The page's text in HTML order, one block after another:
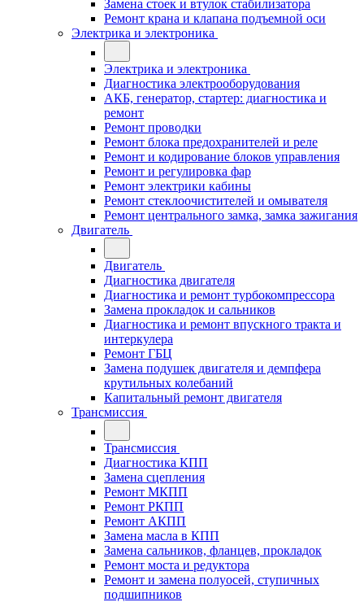
Замена стоек и втулок стабилизатора
Ремонт крана и клапана подъемной оси
Электрика и электроника
Электрика и электроника
Диагностика электрооборудования
АКБ, генератор, стартер: диагностика и
ремонт
Ремонт проводки
Ремонт блока предохранителей и реле
Ремонт и кодирование блоков управления
Ремонт и регулировка фар
Ремонт электрики кабины
Ремонт стеклоочистителей и омывателя
Ремонт центрального замка, замка зажигания
Двигатель
Двигатель
Диагностика двигателя
Диагностика и ремонт турбокомпрессора
Замена прокладок и сальников
Диагностика и ремонт впускного тракта и
интеркулера
Ремонт ГБЦ
Замена подушек двигателя и демпфера
крутильных колебаний
Капитальный ремонт двигателя
Трансмиссия
Трансмиссия
Диагностика КПП
Замена сцепления
Ремонт МКПП
Ремонт РКПП
Ремонт АКПП
Замена масла в КПП
Замена сальников, фланцев, прокладок
Ремонт моста и редуктора
Ремонт и замена полуосей, ступичных
подшипников